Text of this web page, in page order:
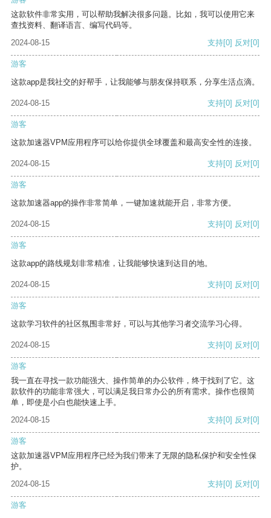
这款软件非常实用，可以帮助我解决很多问题。比如，我可以使用它来
查找资料、翻译语言、编写代码等。
2024-08-15
支持[0] 反对[0]
游客
这款app是我社交的好帮手，让我能够与朋友保持联系，分享生活点滴。
2024-08-15 支持[0] 反对[0]
游客
这款加速器VPM应用程序可以给你提供全球覆盖和最高安全性的连接。
2024-08-15 支持[0] 反对[0]
游客
这款加速器app的操作非常简单，一键加速就能开启，非常方便。
2024-08-15 支持[0] 反对[0]
游客
这款app的路线规划非常精准，让我能够快速到达目的地。
2024-08-15 支持[0] 反对[0]
游客
这款学习软件的社区氛围非常好，可以与其他学习者交流学习心得。
2024-08-15 支持[0] 反对[0]
游客
我一直在寻找一款功能强大、操作简单的办公软件，终于找到了它。这
款软件的功能非常强大，可以满足我日常办公的所有需求。操作也很简
单，即使是小白也能快速上手。
2024-08-15
支持[0] 反对[0]
游客
这款加速器VPM应用程序已经为我们带来了无限的隐私保护和安全性保
护。
2024-08-15
支持[0] 反对[0]
游客